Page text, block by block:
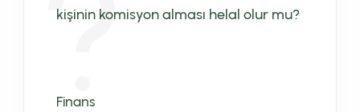
kişinin komisyon alması helal olur mu?
Finans